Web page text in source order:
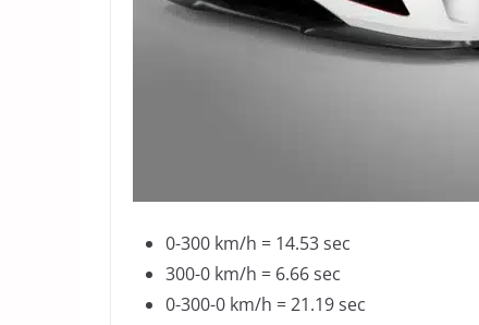
0-300 km/h = 14.53 sec
300-0 km/h = 6.66 sec
0-300-0 km/h = 21.19 sec